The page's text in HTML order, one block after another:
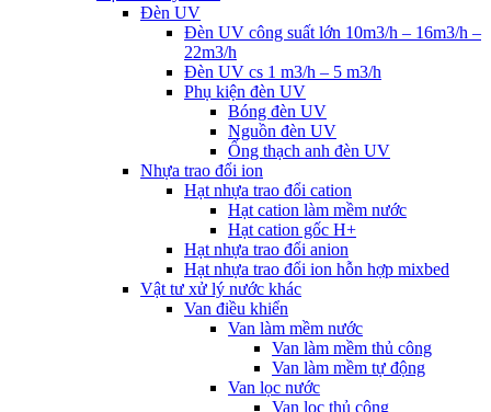
Đèn UV
Đèn UV công suất lớn 10m3/h – 16m3/h –
22m3/h
Đèn UV cs 1 m3/h – 5 m3/h
Phụ kiện đèn UV
Bóng đèn UV
Nguồn đèn UV
Ống thạch anh đèn UV
Nhựa trao đổi ion
Hạt nhựa trao đổi cation
Hạt cation làm mềm nước
Hạt cation gốc H+
Hạt nhựa trao đổi anion
Hạt nhựa trao đổi ion hỗn hợp mixbed
Vật tư xử lý nước khác
Van điều khiển
Van làm mềm nước
Van làm mềm thủ công
Van làm mềm tự động
Van lọc nước
Van lọc thủ công